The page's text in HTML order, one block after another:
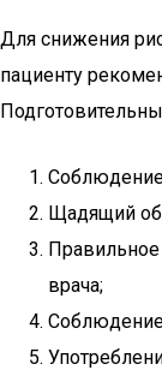
Для снижения
пациенту
Щадящий
врача;